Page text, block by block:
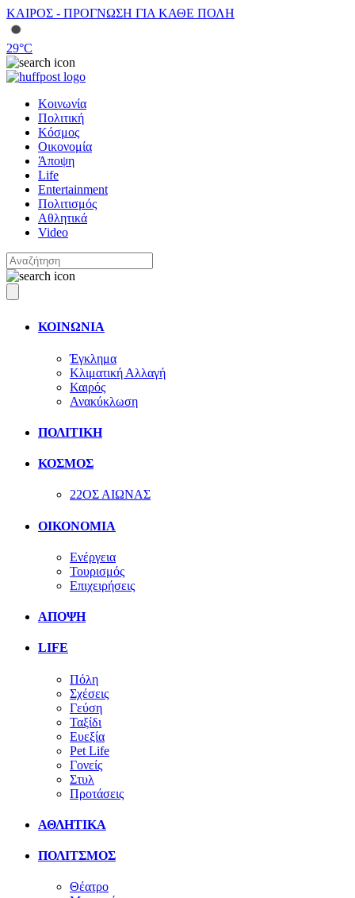
ΚΑΙΡΟΣ - ΠΡΟΓΝΩΣΗ ΓΙΑ ΚΑΘΕ ΠΟΛΗ
29°C
Κοινωνία
Πολιτική
Κόσμος
Οικονομία
Άποψη
Life
Entertainment
Πολιτισμός
Αθλητικά
Video
ΚΟΙΝΩΝΙΑ
Έγκλημα
Κλιματική Αλλαγή
Καιρός
Ανακύκλωση
ΠΟΛΙΤΙΚΗ
ΚΟΣΜΟΣ
22ΟΣ ΑΙΩΝΑΣ
ΟΙΚΟΝΟΜΙΑ
Ενέργεια
Τουρισμός
Επιχειρήσεις
ΑΠΟΨΗ
LIFE
Πόλη
Σχέσεις
Γεύση
Ταξίδι
Ευεξία
Pet Life
Γονείς
Στυλ
Προτάσεις
ΑΘΛΗΤΙΚΑ
ΠΟΛΙΤΣΜΟΣ
Θέατρο